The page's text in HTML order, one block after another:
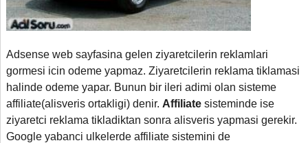
Adsense web sayfasina gelen ziyaretcilerin reklamlari
gormesi icin odeme yapmaz. Ziyaretcilerin reklama tiklamasi
halinde odeme yapar. Bunun bir ileri adimi olan sisteme
affiliate(alisveris ortakligi) denir. Affiliate sisteminde ise
ziyaretci reklama tikladiktan sonra alisveris yapmasi gerekir.
Google yabanci ulkelerde affiliate sistemini de